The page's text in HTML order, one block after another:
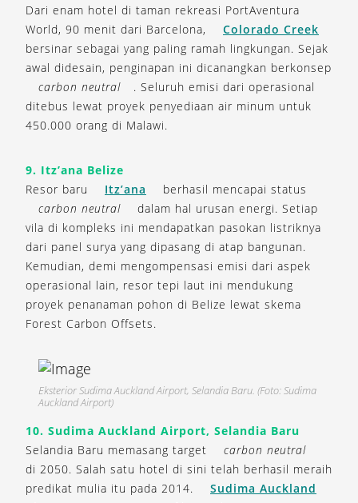
Dari enam hotel di taman rekreasi PortAventura
World, 90 menit dari Barcelona,
Colorado Creek
bersinar sebagai yang paling ramah lingkungan. Sejak
awal didesain, penginapan ini dicanangkan berkonsep
carbon neutral
. Seluruh emisi dari operasional
ditebus lewat proyek penyediaan air minum untuk
450.000 orang di Malawi.
9. Itz’ana Belize
Resor baru
Itz’ana
berhasil mencapai status
carbon neutral
dalam hal urusan energi. Setiap
vila di kompleks ini mendapatkan pasokan listriknya
dari panel surya yang dipasang di atap bangunan.
Kemudian, demi mengompensasi emisi dari aspek
operasional lain, resor tepi laut ini mendukung
proyek penanaman pohon di Belize lewat skema
Forest Carbon Offsets.
Eksterior Sudima Auckland Airport, Selandia Baru. (Foto: Sudima
Auckland Airport)
10. Sudima Auckland Airport, Selandia Baru
Selandia Baru memasang target
carbon neutral
di 2050. Salah satu hotel di sini telah berhasil meraih
predikat mulia itu pada 2014.
Sudima Auckland